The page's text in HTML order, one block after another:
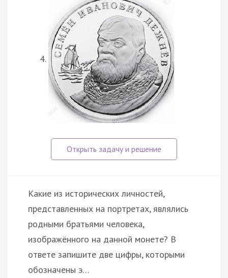
Какие из исторических личностей,
представленных на портретах, являлись
родными братьями человека,
изображённого на данной монете? В
ответе запишите две цифры, которыми
обозначены э…